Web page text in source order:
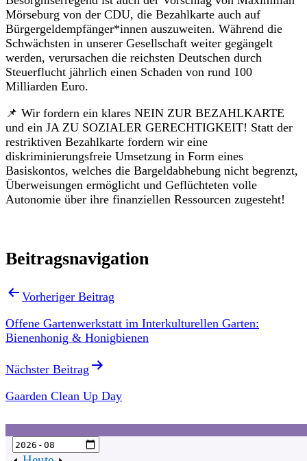
Mörseburg von der CDU, die Bezahlkarte auch auf
Bürgergeldempfänger*innen auszuweiten. Während die
Schwächsten in unserer Gesellschaft weiter gegängelt
werden, verursachen die reichsten Deutschen durch
Steuerflucht jährlich einen Schaden von rund 100
Milliarden Euro.
📌 Wir fordern ein klares NEIN ZUR BEZAHLKARTE
und ein JA ZU SOZIALER GERECHTIGKEIT! Statt der
restriktiven Bezahlkarte fordern wir eine
diskriminierungsfreie Umsetzung in Form eines
Basiskontos, welches die Bargeldabhebung nicht begrenzt,
Überweisungen ermöglicht und Geflüchteten volle
Autonomie über ihre finanziellen Ressourcen zugesteht!
Beitragsnavigation
Vorheriger Beitrag
Offene Gartenwerkstatt im Interkulturellen Garten:
Bienenhonig & Honigbienen
Nächster Beitrag
Gaarden Clean Up Day